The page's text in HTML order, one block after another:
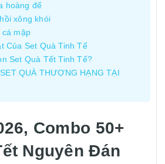
hoàng đế
xông khói
cá mập
Của Set Quà Tinh Tế
Set Quà Tết Tinh Tế?
QUÀ THƯỢNG HẠNG TẠI
Combo 50+
Nguyên Đán